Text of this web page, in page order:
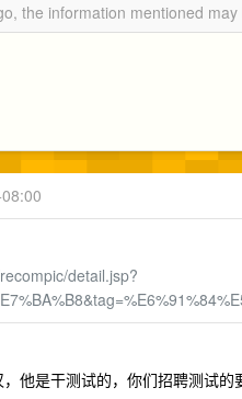
the information mentioned
detail.jsp?
他是干测试的，你们招聘测试的